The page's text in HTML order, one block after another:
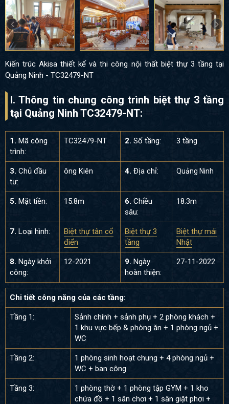
Kiến trúc Akisa thiết kế và thi công nội thất biệt thự 3 tầng tại
Quảng Ninh - TC32479-NT
I. Thông tin chung công trình biệt thự 3 tầng
tại Quảng Ninh TC32479-NT:
1. Mã công
trình:
TC32479-NT 2. Số tầng: 3 tầng
3. Chủ đầu
tư:
ông Kiên 4. Địa chỉ: Quảng Ninh
5. Mặt tiền: 15.8m 6. Chiều
sâu:
18.3m
7. Loại hình:
Biệt thự tân cổ
điển
Biệt thự 3
tầng
Biệt thự mái
Nhật
8. Ngày khởi
công:
12-2021 9. Ngày
hoàn thiện:
27-11-2022
Chi tiết công năng của các tầng:
Tầng 1:
Sảnh chính + sảnh phụ + 2 phòng khách +
1 khu vực bếp & phòng ăn + 1 phòng ngủ +
WC
Tầng 2:
1 phòng sinh hoạt chung + 4 phòng ngủ +
WC + ban công
Tầng 3:
1 phòng thờ + 1 phòng tập GYM + 1 kho
chứa đồ + 1 sân chơi + 1 sân giặt phơi +